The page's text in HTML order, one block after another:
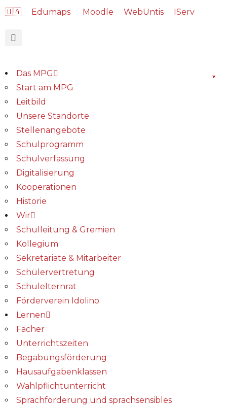
🇺🇦 Edumaps Moodle WebUntis IServ
Das MPG
Start am MPG
Leitbild
Unsere Standorte
Stellenangebote
Schulprogramm
Schulverfassung
Digitalisierung
Kooperationen
Historie
Wir
Schulleitung & Gremien
Kollegium
Sekretariate & Mitarbeiter
Schülervertretung
Schulelternrat
Förderverein Idolino
Lernen
Fächer
Unterrichtszeiten
Begabungs­förderung
Hausaufgabenklassen
Wahlpflichtunterricht
Sprachförderung und sprachsensibles